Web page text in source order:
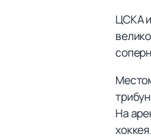
ЦСКА
На
хоккея.